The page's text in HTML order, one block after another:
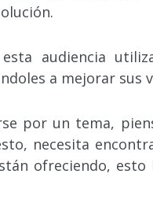
esta audiencia
a mejorar sus
por un tema,
necesita
ofreciendo,